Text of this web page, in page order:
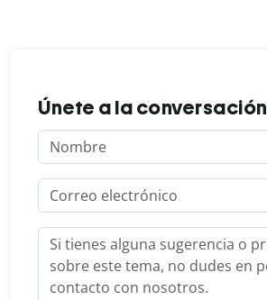
Únete a la conversación